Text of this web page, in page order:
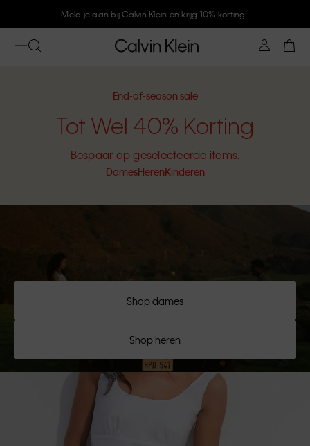
Meld je aan bij Calvin Klein en krijg 10% korting
End-of-season sale
Tot Wel 40% Korting
Bespaar op geselecteerde items.
DamesHerenKinderen
Shop dames
Shop heren